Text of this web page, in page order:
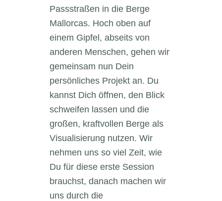
Passstraßen in die Berge
Mallorcas. Hoch oben auf
einem Gipfel, abseits von
anderen Menschen, gehen wir
gemeinsam nun Dein
persönliches Projekt an. Du
kannst Dich öffnen, den Blick
schweifen lassen und die
großen, kraftvollen Berge als
Visualisierung nutzen. Wir
nehmen uns so viel Zeit, wie
Du für diese erste Session
brauchst, danach machen wir
uns durch die